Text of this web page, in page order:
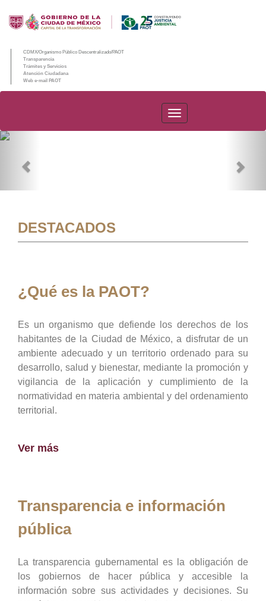
CDMX/Organismo Público Descentralizado/PAOT
Transparencia
Trámites y Servicios
Atención Ciudadana
Web e-mail PAOT
PAOT
DESTACADOS
¿Qué es la PAOT?
Es un organismo que defiende los derechos de los
habitantes de la Ciudad de México, a disfrutar de un
ambiente adecuado y un territorio ordenado para su
desarrollo, salud y bienestar, mediante la promoción y
vigilancia de la aplicación y cumplimiento de la
normatividad en materia ambiental y del ordenamiento
territorial.
Ver más
Transparencia e información
pública
La transparencia gubernamental es la obligación de
los gobiernos de hacer pública y accesible la
información sobre sus actividades y decisiones. Su